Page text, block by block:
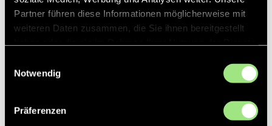
Partner führen diese Informationen möglicherweise mit
weiteren Daten zusammen, die Sie ihnen bereitgestellt
Notwendig
Präferenzen